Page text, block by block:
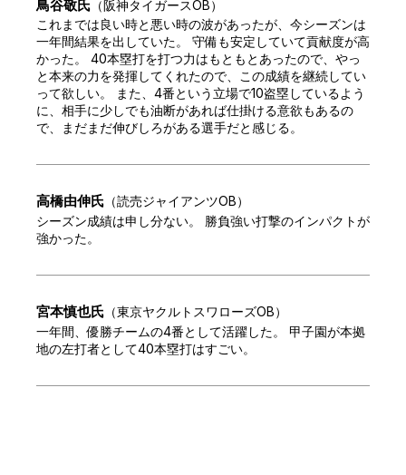
鳥谷敬氏 （阪神タイガースOB）
これまでは良い時と悪い時の波があったが、今シーズンは
一年間結果を出していた。 守備も安定していて貢献度が高
かった。 40本塁打を打つ力はもともとあったので、やっ
と本来の力を発揮してくれたので、この成績を継続してい
って欲しい。 また、4番という立場で10盗塁しているよう
に、相手に少しでも油断があれば仕掛ける意欲もあるの
で、まだまだ伸びしろがある選手だと感じる。
高橋由伸氏 （読売ジャイアンツOB）
シーズン成績は申し分ない。 勝負強い打撃のインパクトが
強かった。
宮本慎也氏 （東京ヤクルトスワローズOB）
一年間、優勝チームの4番として活躍した。 甲子園が本拠
地の左打者として40本塁打はすごい。